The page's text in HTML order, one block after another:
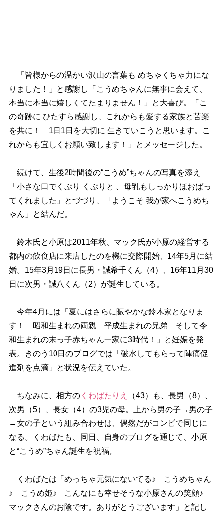
「皆様からの温かい沢山の言葉も めちゃくちゃ力にな
りました！」と感謝し「こうめちゃんに無事に会えて、
本当に本当に嬉しくてたまりません！」と大喜び。「こ
の奇跡に ひたすら感謝し、これからも愛する家族と苦楽
を共に！ 1日1日を大切に 生きていこうと思います。こ
れからも宜しくお願い致します！」とメッセージした。
続けて、生後2時間後の“こうめ”ちゃんの写真を添え
「小さな口でくぷり くぷりと 、母乳もしっかりほおばっ
てくれました」とづづり、「ようこそ 我が家へこうめち
ゃん」と結んだ。
鈴木氏と小原は2011年秋、マック氏が小原の経営する
都内の飲食店に来店したのを機に交際開始、14年5月に結
婚。15年3月19日に長男・誠希千くん（4）、16年11月30
日に次男・誠八くん（2）が誕生している。
今年4月には「夏にはさらに賑やかな鈴木家となりま
す！ 昭和生まれの両親 平成生まれの兄弟 そして令
和生まれの末っ子赤ちゃん一家に3時代！」と妊娠を発
表。きのう10日のブログでは「破水してもらって陣痛促
進剤を点滴」と状況を伝えていた。
ちなみに、相方のくわばたりえ
（43）も、長男（8）、
次男（5）、長女（4）の3児の母。上から男の子→男の子
→女の子という組み合わせは、偶然だがコンビで同じに
なる。くわばたも、同日、自身のブログを通じて、小原
と“こうめ”ちゃん誕生を祝福。
くわばたは「めっちゃ元気にないてる♪ こうめちゃん
♪ こうめ姫♪ こんなにも幸せそうな小原さんの笑顔♪
マックさんのお陰です。ありがとうございます」と記し